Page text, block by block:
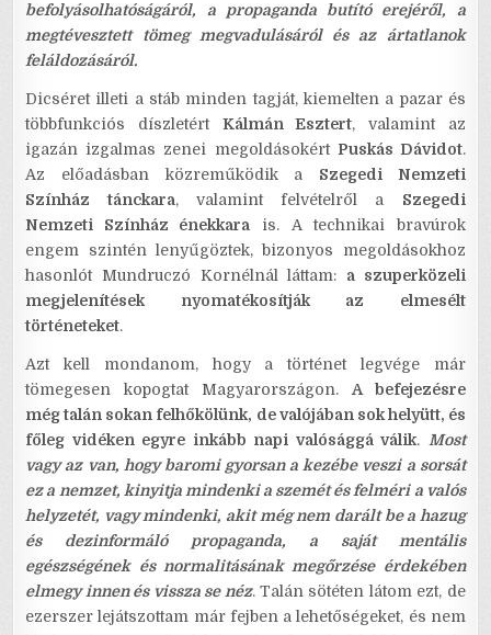
befolyásolhatóságáról, a propaganda butító erejéről, a
megtévesztett tömeg megvadulásáról és az ártatlanok
feláldozásáról.
Dicséret illeti a stáb minden tagját, kiemelten a pazar és
többfunkciós díszletért Kálmán Esztert, valamint az
igazán izgalmas zenei megoldásokért Puskás Dávidot.
Az előadásban közreműködik a Szegedi Nemzeti
Színház tánckara, valamint felvételről a Szegedi
Nemzeti Színház énekkara is. A technikai bravúrok
engem szintén lenyűgöztek, bizonyos megoldásokhoz
hasonlót Mundruczó Kornélnál láttam: a szuperközeli
megjelenítések nyomatékosítják az elmesélt
történeteket.
Azt kell mondanom, hogy a történet legvége már
tömegesen kopogtat Magyarországon.A befejezésre
még talán sokan felhőkölünk, de valójában sok helyütt, és
főleg vidéken egyre inkább napi valósággá válik. Most
vagy az van, hogy baromi gyorsan a kezébe veszi a sorsát
ez a nemzet, kinyitja mindenki a szemét és felméri a valós
helyzetét, vagy mindenki, akit még nem darált be a hazug
és dezinformáló propaganda, a saját mentális
egészségének és normalitásának megőrzése érdekében
elmegy innen és vissza se néz. Talán sötéten látom ezt, de
ezerszer lejátszottam már fejben a lehetőségeket, és nem